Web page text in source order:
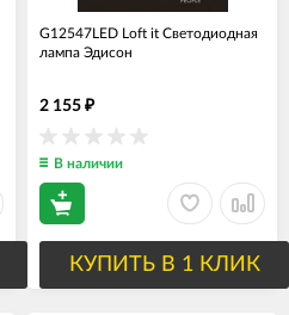
G12547LED Loft it Светодиодная
лампа Эдисон
2 155 ₽
В наличии
КУПИТЬ В 1 КЛИК